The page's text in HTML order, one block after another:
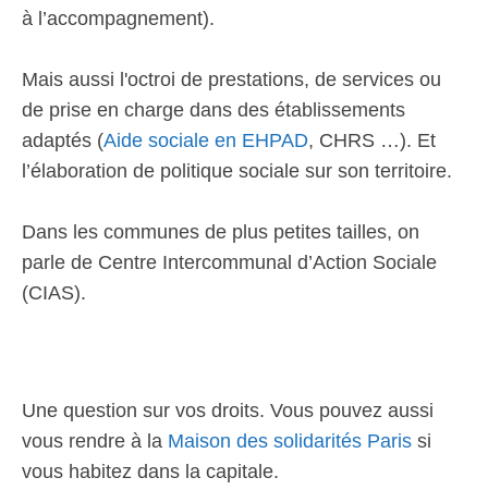
à l’accompagnement).
Mais aussi l'octroi de prestations, de services ou
de prise en charge dans des établissements
adaptés (Aide sociale en EHPAD, CHRS …). Et
l’élaboration de politique sociale sur son territoire.
Dans les communes de plus petites tailles, on
parle de Centre Intercommunal d’Action Sociale
(CIAS).
Une question sur vos droits. Vous pouvez aussi
vous rendre à la Maison des solidarités Paris si
vous habitez dans la capitale.